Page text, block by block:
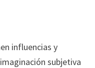
influencias y
subjetiva